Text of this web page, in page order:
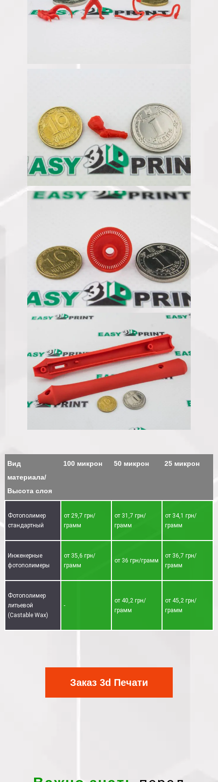
Вид
материала/
Высота слоя
100 микрон 50 микрон 25 микрон
Фотополимер
стандартный
от 29,7 грн/
грамм
от 31,7 грн/
грамм
от 34,1 грн/
грамм
Инженерные
фотополимеры
от 35,6 грн/
грамм
от 36 грн/грамм
от 36,7 грн/
грамм
Фотополимер
литьевой
(Castable Wax)
-
от 40,2 грн/
грамм
от 45,2 грн/
грамм
Заказ 3d Печати